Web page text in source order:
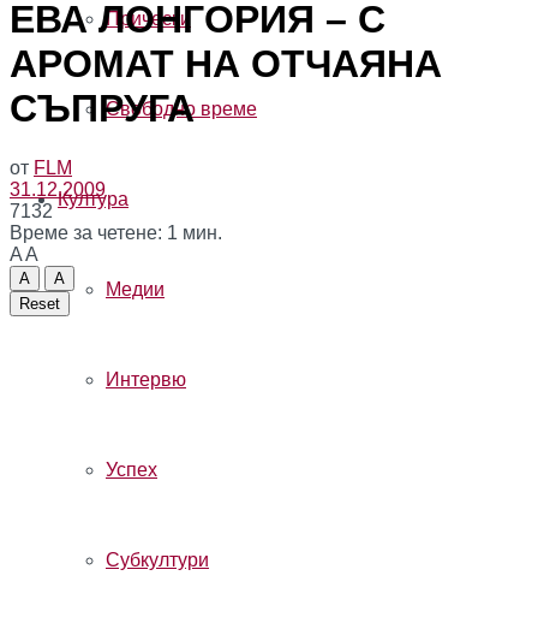
Прически
Свободно време
Култура
Медии
Интервю
Успех
Субкултури
ЕВА ЛОНГОРИЯ – С
АРОМАТ НА ОТЧАЯНА
СЪПРУГА
от FLM
31.12.2009
7132
Време за четене: 1 мин.
AA
A
A
Reset